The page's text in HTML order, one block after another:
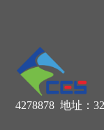
4278878 地址：